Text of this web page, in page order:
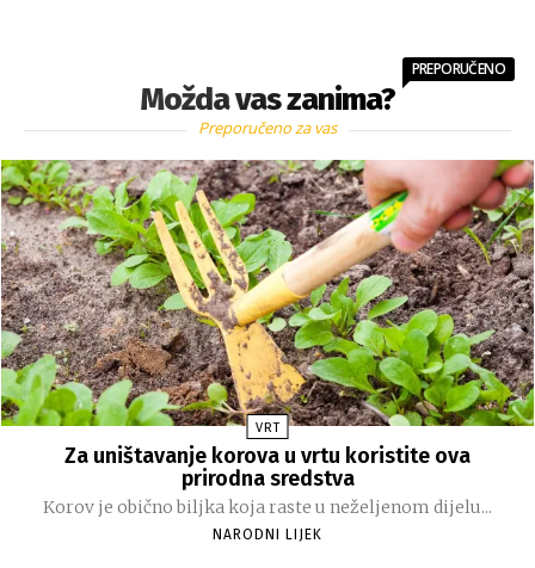
Možda vas zanima?
PREPORUČENO
Preporučeno za vas
VRT
Za uništavanje korova u vrtu koristite ova
prirodna sredstva
Korov je obično biljka koja raste u neželjenom dijelu...
NARODNI LIJEK